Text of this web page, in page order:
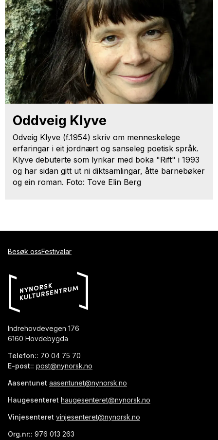
Oddveig Klyve
Odveig Klyve (f.1954) skriv om menneskelege
erfaringar i eit jordnært og sanseleg poetisk språk.
Klyve debuterte som lyrikar med boka "Rift" i 1993
og har sidan gitt ut ni diktsamlingar, åtte barnebøker
og ein roman. Foto: Tove Elin Berg
Besøk ossFestivalar
Indrehovdevegen 176
6160 Hovdebygda
Telefon:: 70 04 75 70
E-post:: post@nynorsk.no
Aasentunet aasentunet@nynorsk.no
Haugesenteret haugesenteret@nynorsk.no
Vinjesenteret vinjesenteret@nynorsk.no
Org.nr:: 976 013 263